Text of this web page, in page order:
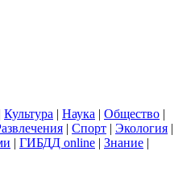
Культура | Наука | Общество |
| Спорт | Экология |
| ГИБДД online | Знание |